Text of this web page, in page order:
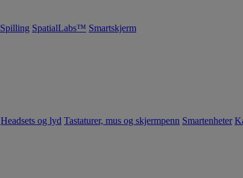
Spilling SpatialLabs™ Smartskjerm
Headsets og lyd Tastaturer, mus og skjermpenn Smartenheter